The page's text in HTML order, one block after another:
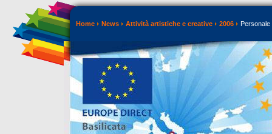
Home News Attività artistiche e creative 2006 Personale